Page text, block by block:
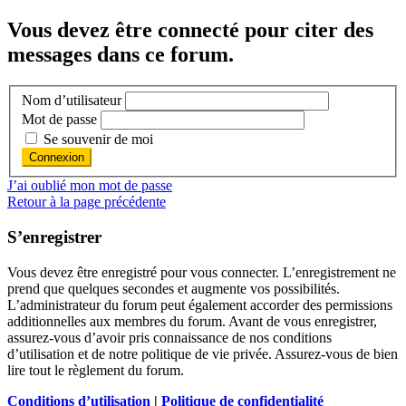
Vous devez être connecté pour citer des
messages dans ce forum.
Nom d’utilisateur
Mot de passe
Se souvenir de moi
J’ai oublié mon mot de passe
Retour à la page précédente
S’enregistrer
Vous devez être enregistré pour vous connecter. L’enregistrement ne
prend que quelques secondes et augmente vos possibilités.
L’administrateur du forum peut également accorder des permissions
additionnelles aux membres du forum. Avant de vous enregistrer,
assurez-vous d’avoir pris connaissance de nos conditions
d’utilisation et de notre politique de vie privée. Assurez-vous de bien
lire tout le règlement du forum.
Conditions d’utilisation | Politique de confidentialité